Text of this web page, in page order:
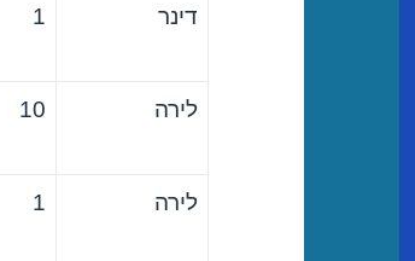
דינר 1
לירה 10
לירה 1